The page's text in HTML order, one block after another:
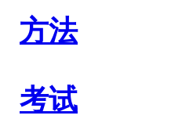
方法
考试